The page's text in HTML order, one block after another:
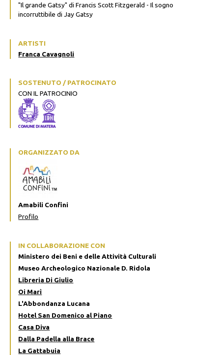
"Il grande Gatsy" di Francis Scott Fitzgerald - Il sogno
incorruttibile di Jay Gatsy
ARTISTI
Franca Cavagnoli
SOSTENUTO / PATROCINATO
CON IL PATROCINIO
ORGANIZZATO DA
Amabili Confini
Profilo
IN COLLABORAZIONE CON
Ministero dei Beni e delle Attività Culturali
Museo Archeologico Nazionale D. Ridola
Libreria Di Giulio
Oi Marì
L'Abbondanza Lucana
Hotel San Domenico al Piano
Casa Diva
Dalla Padella alla Brace
La Gattabuia